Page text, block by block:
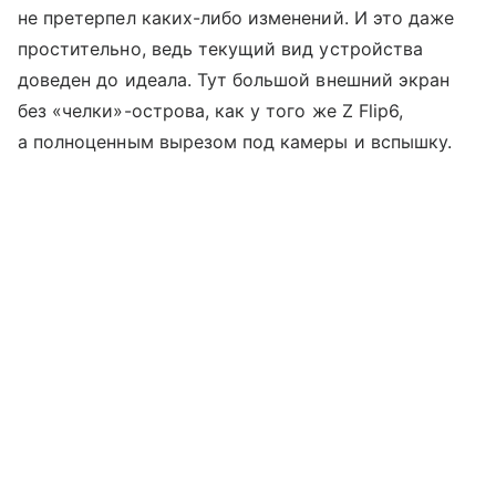
не претерпел каких-либо изменений. И это даже
простительно, ведь текущий вид устройства
доведен до идеала. Тут большой внешний экран
без «челки»-острова, как у того же Z Flip6,
а полноценным вырезом под камеры и вспышку.